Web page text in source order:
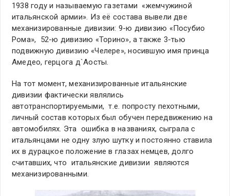
1938 году и называемую газетами «жемчужиной
итальянской армии». Из её состава вывели две
механизированные дивизии: 9-ю дивизию «Посубио
Рома», 52-ю дивизию «Торино», а также 3-тью
подвижную дивизию «Челере», носившую имя принца
Амедео, герцога д`Аосты.
На тот момент, механизированные итальянские
дивизии фактически являлись
автотранспортируемыми, т.е. попросту пехотными,
личный состав которых был обучен передвижению на
автомобилях. Эта ошибка в названиях, сыграла с
итальянцами не одну злую шутку и постоянно ставила
их в дурацкое положение в глазах немцев, долго
считавших, что итальянские дивизии являются
механизированными.